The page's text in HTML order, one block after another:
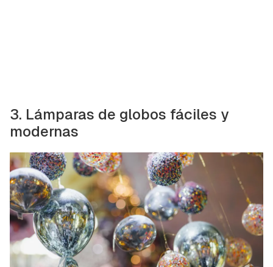
3. Lámparas de globos fáciles y
modernas